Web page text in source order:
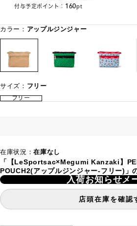
付与予定ポイント： 160pt
カラー： アップルジンジャー
サイズ： フリー
フリー
在庫状況：在庫なし
「【LeSportsac×Megumi Kanzaki】
POUCH2(アップルジンジャー-フリー)」
入荷お知らせメ
店頭在庫を確認